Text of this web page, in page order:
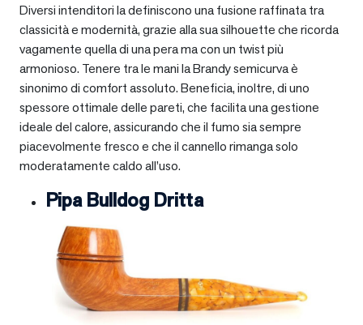
Diversi intenditori la definiscono una fusione raffinata tra
classicità e modernità, grazie alla sua silhouette che ricorda
vagamente quella di una pera ma con un twist più
armonioso. Tenere tra le mani la Brandy semicurva è
sinonimo di comfort assoluto. Beneficia, inoltre, di uno
spessore ottimale delle pareti, che facilita una gestione
ideale del calore, assicurando che il fumo sia sempre
piacevolmente fresco e che il cannello rimanga solo
moderatamente caldo all’uso.
Pipa Bulldog Dritta